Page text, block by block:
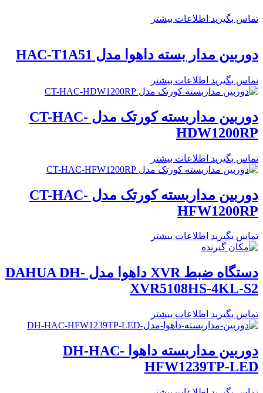
تماس بگیرید اطلاعات بیشتر
دوربین مدار بسته داهوا مدل HAC-T1A51
تماس بگیرید اطلاعات بیشتر
دوربین مداربسته کورتک مدل CT-HAC-
HDW1200RP
تماس بگیرید اطلاعات بیشتر
دوربین مداربسته کورتک مدل CT-HAC-
HFW1200RP
تماس بگیرید اطلاعات بیشتر
دستگاه ضبط XVR داهوا مدل DAHUA DH-
XVR5108HS-4KL-S2
تماس بگیرید اطلاعات بیشتر
دوربین مداربسته داهوا DH-HAC-
HFW1239TP-LED